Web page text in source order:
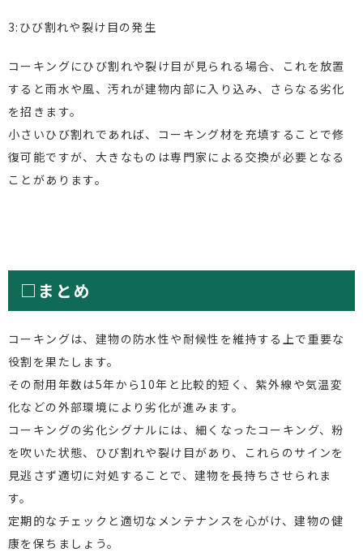
3:ひび割れや裂け目の発生
コーキングにひび割れや裂け目が見られる場合、これを放置
すると雨水や風、汚れが建物内部に入り込み、さらなる劣化
を招きます。
小さいひび割れであれば、コーキング材を充填することで修
復可能ですが、大きなものは専門家による交換が必要となる
ことがあります。
□まとめ
コーキングは、建物の防水性や耐候性を維持する上で重要な
役割を果たします。
その耐用年数は5年から10年と比較的短く、紫外線や気温変
化などの外部環境により劣化が進みます。
コーキングの劣化シグナルには、細くなったコーキング、粉
を吹いた状態、ひび割れや裂け目があり、これらのサインを
見逃さず適切に対処することで、建物を長持ちさせられま
す。
定期的なチェックと適切なメンテナンスを心がけ、建物の健
康を保ちましょう。